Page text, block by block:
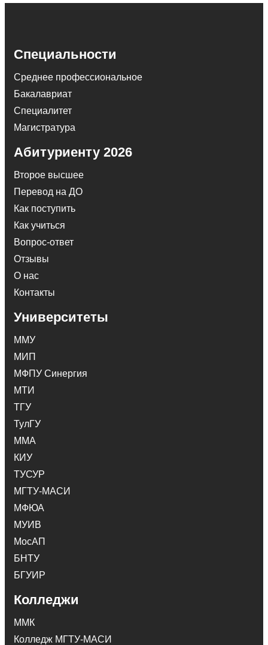
Специальности
Среднее профессиональное
Бакалавриат
Специалитет
Магистратура
Абитуриенту 2026
Второе высшее
Перевод на ДО
Как поступить
Как учиться
Вопрос-ответ
Отзывы
О нас
Контакты
Университеты
ММУ
МИП
МФПУ Синергия
МТИ
ТГУ
ТулГУ
ММА
КИУ
ТУСУР
МГТУ-МАСИ
МФЮА
МУИВ
МосАП
БНТУ
БГУИР
Колледжи
ММК
Колледж МГТУ-МАСИ